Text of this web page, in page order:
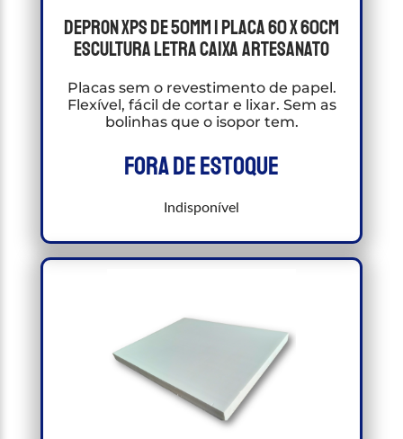
Depron XPS de 50mm 1 Placa 60 X 60cm
Escultura letra caixa artesanato
Placas sem o revestimento de papel.
Flexível, fácil de cortar e lixar. Sem as
bolinhas que o isopor tem.
Fora de estoque
Indisponível